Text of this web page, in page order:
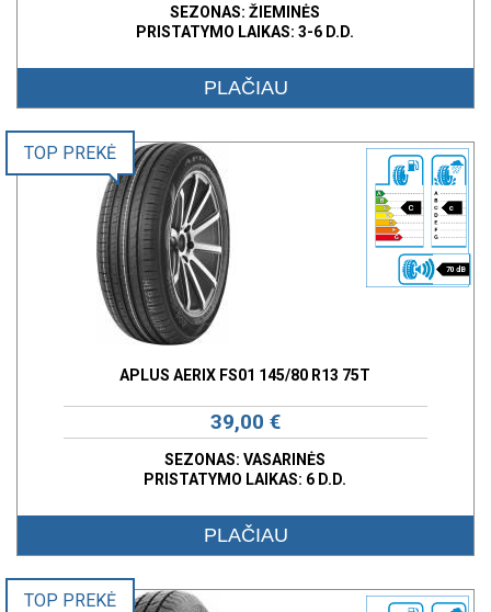
SEZONAS: ŽIEMINĖS
PRISTATYMO LAIKAS: 3-6 D.D.
PLAČIAU
C c
70 dB
TOP PREKĖ
APLUS AERIX FS01 145/80 R13 75T
39,00 €
SEZONAS: VASARINĖS
PRISTATYMO LAIKAS: 6 D.D.
PLAČIAU
TOP PREKĖ